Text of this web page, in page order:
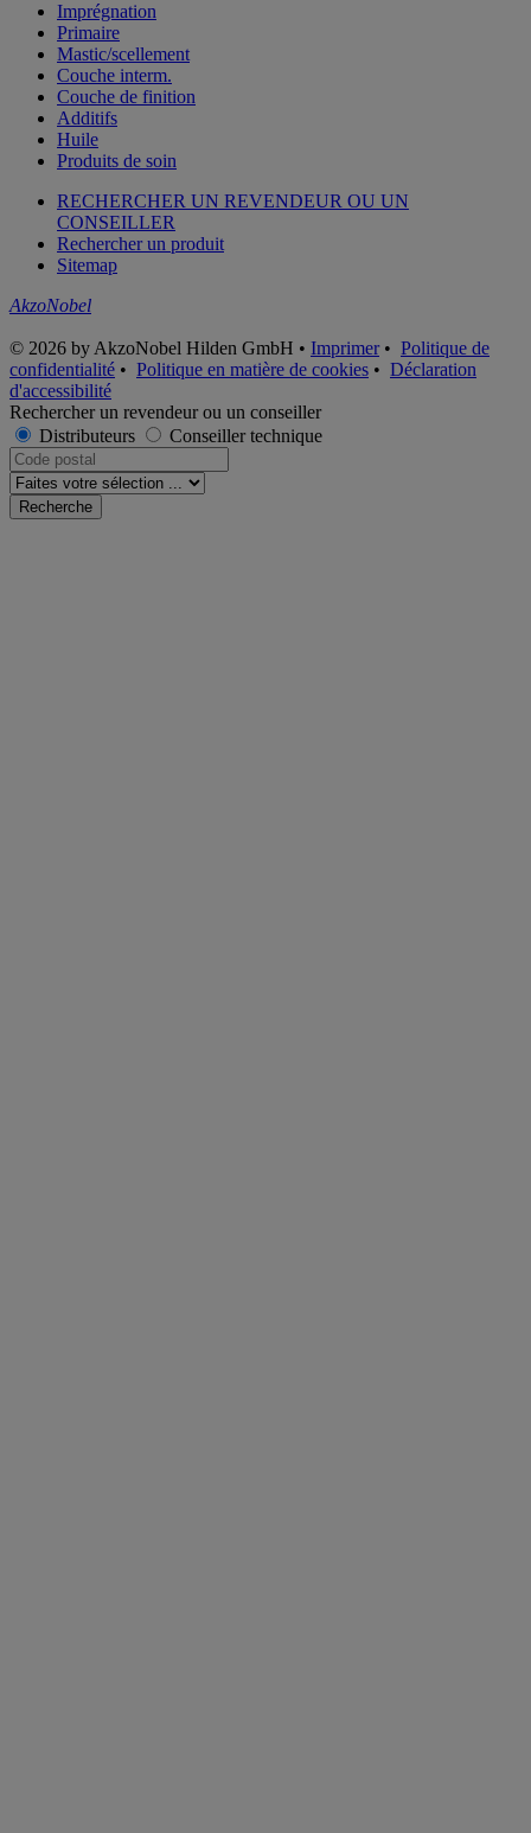
Imprégnation
Primaire
Mastic/scellement
Couche interm.
Couche de finition
Additifs
Huile
Produits de soin
RECHERCHER UN REVENDEUR OU UN
CONSEILLER
Rechercher un produit
Sitemap
AkzoNobel
© 2026 by AkzoNobel Hilden GmbH • Imprimer• Politique de
confidentialité • Politique en matière de cookies • Déclaration
d'accessibilité
Rechercher un revendeur ou un conseiller
Distributeurs
Conseiller technique